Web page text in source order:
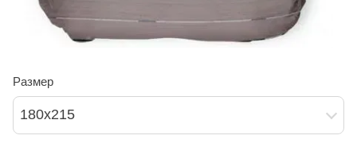
Размер
180х215